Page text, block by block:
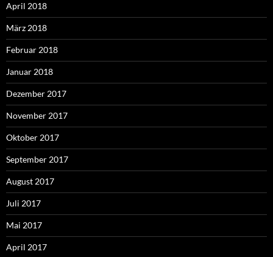
April 2018
März 2018
Februar 2018
Januar 2018
Dezember 2017
November 2017
Oktober 2017
September 2017
August 2017
Juli 2017
Mai 2017
April 2017